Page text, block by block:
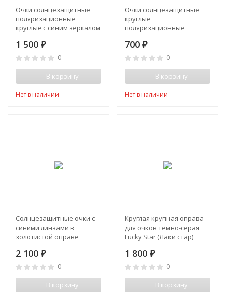
Очки солнцезащитные
поляризационные
круглые с синим зеркалом
(Сантарелли)
1 500 ₽
0
В корзину
Нет в наличии
Очки солнцезащитные
круглые
поляризационные
(Rocky)
700 ₽
0
В корзину
Нет в наличии
Солнцезащитные очки с
синими линзами в
золотистой оправе
2 100 ₽
0
В корзину
Круглая крупная оправа
для очков темно-серая
Lucky Star (Лаки стар)
1 800 ₽
0
В корзину